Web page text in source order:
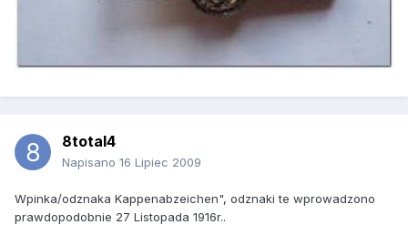
8total4
Napisano 16 Lipiec 2009
Wpinka/odznaka Kappenabzeichen", odznaki te wprowadzono
prawdopodobnie 27 Listopada 1916r..